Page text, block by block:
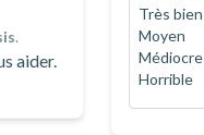
Très bien
Moyen
Médiocre
Horrible
.
aider.